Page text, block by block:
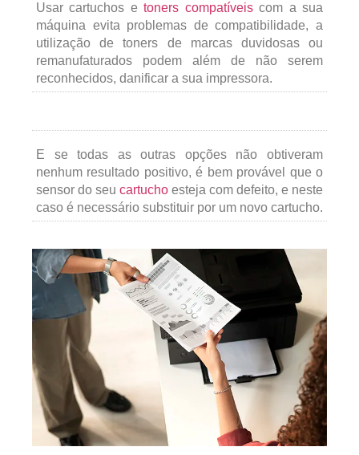
Usar cartuchos etoners compatíveiscom a sua
máquina evita problemas de compatibilidade, a
utilização de toners de marcas duvidosas ou
remanufaturados podem além de não serem
reconhecidos, danificar a sua impressora.
E se todas as outras opções não obtiveram
nenhum resultado positivo, é bem provável que o
sensor do seu cartucho esteja com defeito, e neste
caso é necessário substituir por um novo cartucho.